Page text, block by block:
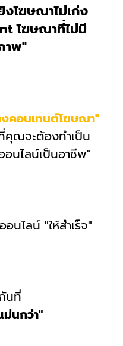
โฆษณาไม่เก่ง
โฆษณาที่ไม่มี
าพ"
งคอนเทนต์โฆษณา"
คุณจะต้องทำเป็น
นไลน์เป็นอาชีพ"
นไลน์ "ให้สำเร็จ"
นที่
นกว่า"